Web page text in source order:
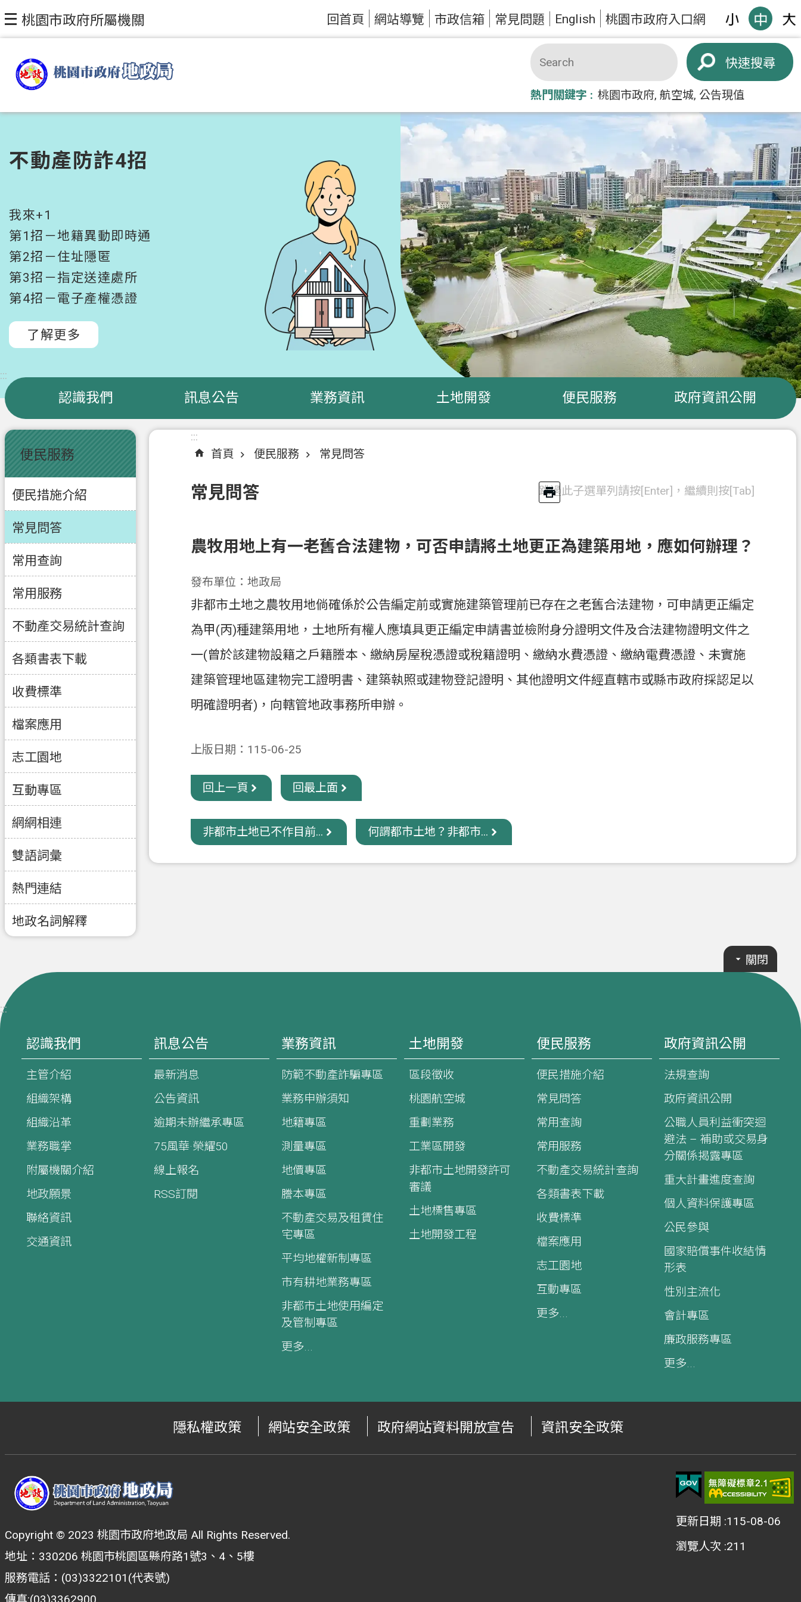
跳到主要內容區塊
桃園市政府所屬機關 回首頁 網站導覽 市政信箱 常見問題 English 桃園市政府入口網
搜尋
熱門關鍵字 桃園市政府 航空城 公告現值
不動產防詐4招
我來+1
第1招－地籍異動即時通
第2招－住址隱匿
第3招－指定送達處所
第4招－電子產權憑證
了解更多
:::
認識我們 訊息公告 業務資訊 土地開發 便民服務 政府資訊公開
:::
便民服務
便民措施介紹
常見問答
常用查詢
常用服務
不動產交易統計查詢
各類書表下載
收費標準
檔案應用
志工園地
互動專區
網網相連
雙語詞彙
熱門連結
地政名詞解釋
:::
首頁
便民服務 常見問答
常見問答 跳過此子選單列請按[Enter]，繼續則按[Tab]
農牧用地上有一老舊合法建物，可否申請將土地更正為建築用地，應如何辦理？
發布單位：地政局
非都市土地之農牧用地倘確係於公告編定前或實施建築管理前已存在之老舊合法建物，可申請更正編定
為甲(丙)種建築用地，土地所有權人應填具更正編定申請書並檢附身分證明文件及合法建物證明文件之
一(曾於該建物設籍之戶籍謄本、繳納房屋稅憑證或稅籍證明、繳納水費憑證、繳納電費憑證、未實施
建築管理地區建物完工證明書、建築執照或建物登記證明、其他證明文件經直轄市或縣市政府採認足以
明確證明者)，向轄管地政事務所申辦。
上版日期：115-06-25
回上一頁 回最上面
非都市土地已不作目前... 何謂都市土地？非都市...
關閉
:::
認識我們
主管介紹
組織架構
組織沿革
業務職掌
附屬機關介紹
地政願景
聯絡資訊
交通資訊
訊息公告
最新消息
公告資訊
逾期未辦繼承專區
75風華·榮耀50
線上報名
RSS訂閱
業務資訊
防範不動產詐騙專區
業務申辦須知
地籍專區
測量專區
地價專區
謄本專區
不動產交易及租賃住
宅專區
平均地權新制專區
市有耕地業務專區
非都市土地使用編定
及管制專區
更多...
土地開發
區段徵收
桃園航空城
重劃業務
工業區開發
非都市土地開發許可
審議
土地標售專區
土地開發工程
便民服務
便民措施介紹
常見問答
常用查詢
常用服務
不動產交易統計查詢
各類書表下載
收費標準
檔案應用
志工園地
互動專區
更多...
政府資訊公開
法規查詢
政府資訊公開
公職人員利益衝突迴
避法 – 補助或交易身
分關係揭露專區
重大計畫進度查詢
個人資料保護專區
公民參與
國家賠償事件收結情
形表
性別主流化
會計專區
廉政服務專區
更多...
隱私權政策 網站安全政策 政府網站資料開放宣告 資訊安全政策
Copyright © 2023 桃園市政府地政局 All Rights Reserved.
地址：330206 桃園市桃園區縣府路1號3、4、5樓
服務電話：(03)3322101(代表號)
更新日期 115-08-06
瀏覽人次 211